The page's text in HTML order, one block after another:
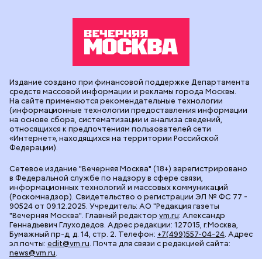
Сетевое издание "Вечерняя Москва" (18+) зарегистрировано
в Федеральной службе по надзору в сфере связи,
информационных технологий и массовых коммуникаций
(Роскомнадзор). Свидетельство о регистрации ЭЛ № ФС 77 -
90524 от 09.12.2025. Учредитель: АО "Редакция газеты
"Вечерняя Москва". Главный редактор vm.ru: Александр
Геннадьевич Глуходедов. Адрес редакции: 127015, г.Москва,
Бумажный пр-д, д. 14, стр. 2. Телефон: +7(499)557-04-24. Адрес
эл.почты: edit@vm.ru. Почта для связи с редакцией сайта:
news@vm.ru.
Издание создано при финансовой поддержке Департамента
средств массовой информации и рекламы города Москвы.
На сайте применяются рекомендательные технологии
(информационные технологии предоставления информации
на основе сбора, систематизации и анализа сведений,
относящихся к предпочтениям пользователей сети
«Интернет», находящихся на территории Российской
Федерации).